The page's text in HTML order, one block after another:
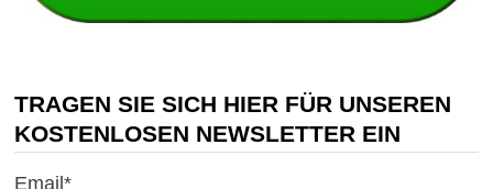
TRAGEN SIE SICH HIER FÜR UNSEREN
KOSTENLOSEN NEWSLETTER EIN
Email*